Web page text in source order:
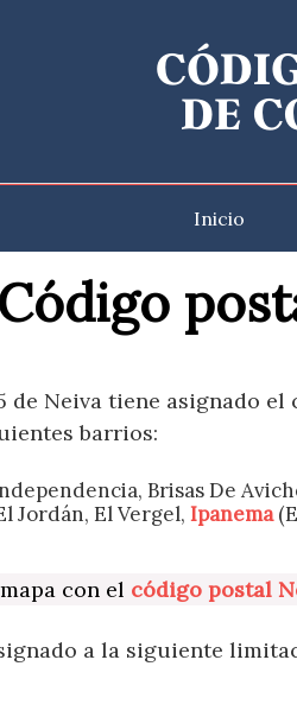
Inicio
Código
de Neiva tiene asignado
barrios:
Brisas De
Jordán, El Vergel, Ipanema
con el código postal
a la siguiente